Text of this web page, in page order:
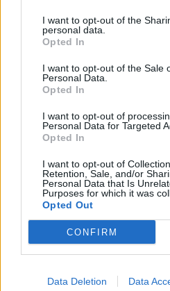
I want to opt-out of the
personal data.
Opted In
I want to opt-out of the Sale
Personal Data.
Opted In
I want to opt-out of
Personal Data for Targeted
Opted In
I want to opt-out of
Retention, Sale, and/or
Personal Data that Is
Purposes for which it was
Opted Out
CONFIRM
Data Deletion Data
VIOLENZA AL TORRINO
La stupra in macchina,
arrestato ex consigliere
comunale di Anzio
27/02/2022
INCHIESTA A ROMA
Droga dello stupro,
nome del senatore Pd
Cerno